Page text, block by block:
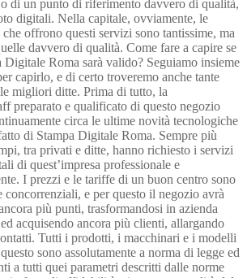
di un punto di riferimento davvero di qualità,
digitali. Nella capitale, ovviamente, le
offrono questi servizi sono tantissime, ma
davvero di qualità. Come fare a capire se
Digitale Roma sarà valido? Seguiamo insieme
capirlo, e di certo troveremo anche tante
migliori ditte. Prima di tutto, la
preparato e qualificato di questo negozio
circa le ultime novità tecnologiche
di Stampa Digitale Roma. Sempre più
tra privati e ditte, hanno richiesto i servizi
di quest’impresa professionale e
I prezzi e le tariffe di un buon centro sono
concorrenziali, e per questo il negozio avrà
più punti, trasformandosi in azienda
acquisendo ancora più clienti, allargando
Tutti i prodotti, i macchinari e i modelli
sono assolutamente a norma di legge ed
a tutti quei parametri descritti dalle norme